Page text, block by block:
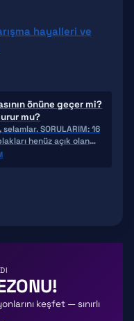
hayalleri ve
önüne geçer mi?
mu?
16
henüz açık olan
kür içindeyken b
keşfet — sınırlı